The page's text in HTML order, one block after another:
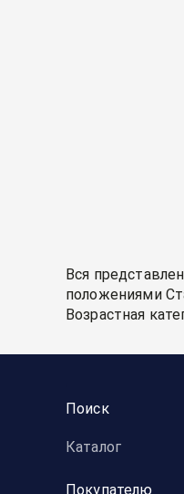
Вся
положениями
Возрастная
Поиск
Каталог
Покупателю